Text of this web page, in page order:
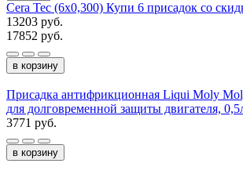
Cera Tec (6x0,300) Купи 6 присадок со
13203 руб.
17852 руб.
в корзину
Присадка антифрикционная Liqui Moly
для долговременной защиты двигателя,
3771 руб.
в корзину